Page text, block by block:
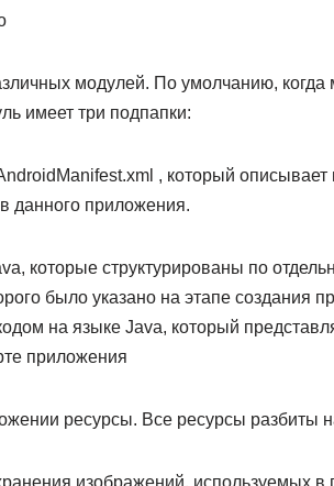
модулей. По умолчанию, когда
имеет три подпапки:
, который
данного приложения.
которые структурированы по
было указано на этапе создания
на языке Java, который
приложения
ресурсы. Все ресурсы разбиты
изображений, используемых в